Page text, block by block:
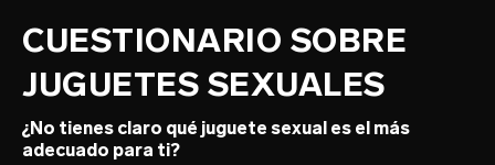
CUESTIONARIO SOBRE
JUGUETES SEXUALES
¿No tienes claro qué juguete sexual es el más
adecuado para ti?